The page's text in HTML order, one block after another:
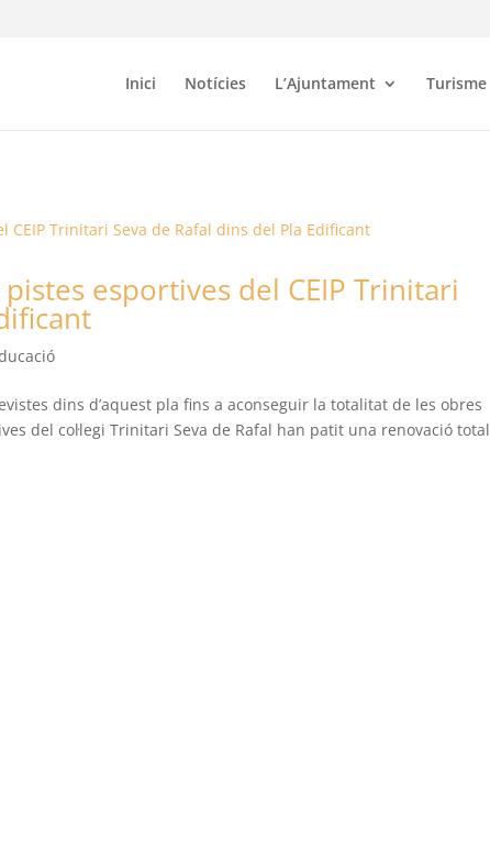
Inici Notícies L’Ajuntament Turisme
esportives del CEIP Trinitari
dins d’aquest pla fins a aconseguir la totalitat de les obres
del col·legi Trinitari Seva de Rafal han patit una renovació total